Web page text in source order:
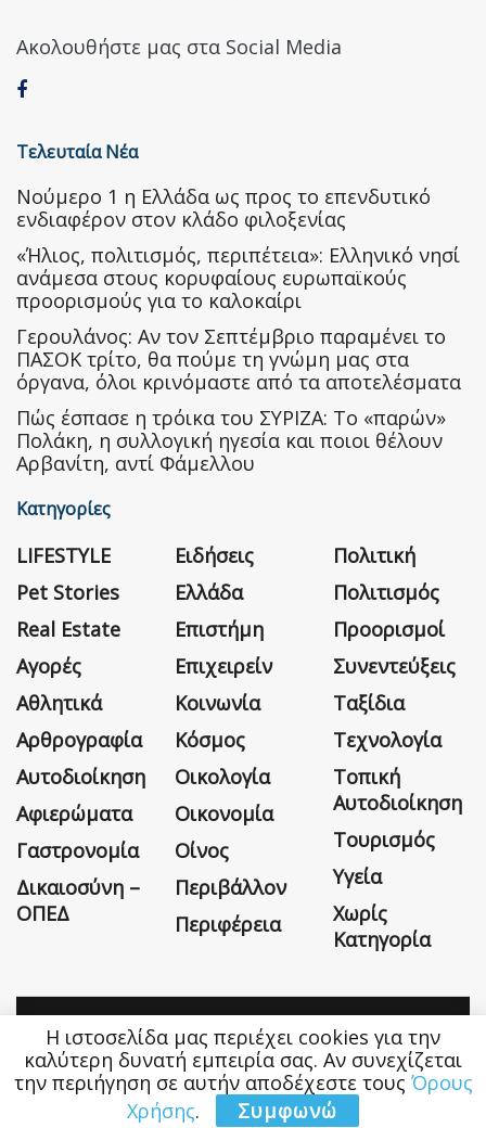
Ακολουθήστε μας στα Social Media
Τελευταία Νέα
Nούμερο 1 η Ελλάδα ως προς το επενδυτικό
ενδιαφέρον στον κλάδο φιλοξενίας
«Ήλιος, πολιτισμός, περιπέτεια»: Ελληνικό νησί
ανάμεσα στους κορυφαίους ευρωπαϊκούς
προορισμούς για το καλοκαίρι
Γερουλάνος: Αν τον Σεπτέμβριο παραμένει το
ΠΑΣΟΚ τρίτο, θα πούμε τη γνώμη μας στα
όργανα, όλοι κρινόμαστε από τα αποτελέσματα
Πώς έσπασε η τρόικα του ΣΥΡΙΖΑ: Το «παρών»
Πολάκη, η συλλογική ηγεσία και ποιοι θέλουν
Αρβανίτη, αντί Φάμελλου
Κατηγορίες
LIFESTYLE
Pet Stories
Real Estate
Αγορές
Αθλητικά
Αρθρογραφία
Αυτοδιοίκηση
Αφιερώματα
Γαστρονομία
Δικαιοσύνη –
ΟΠΕΔ
Ειδήσεις
Ελλάδα
Επιστήμη
Επιχειρείν
Κοινωνία
Κόσμος
Οικολογία
Οικονομία
Οίνος
Περιβάλλον
Περιφέρεια
Πολιτική
Πολιτισμός
Προορισμοί
Συνεντεύξεις
Ταξίδια
Τεχνολογία
Τοπική
Αυτοδιοίκηση
Τουρισμός
Υγεία
Χωρίς
Κατηγορία
Η εταιρεία Όροι Χρήσης Επικοινωνία
Money&Life©
Η ιστοσελίδα μας περιέχει cookies για την
καλύτερη δυνατή εμπειρία σας. Αν συνεχίζεται
την περιήγηση σε αυτήν αποδέχεστε τους Όρους
Χρήσης. Συμφωνώ